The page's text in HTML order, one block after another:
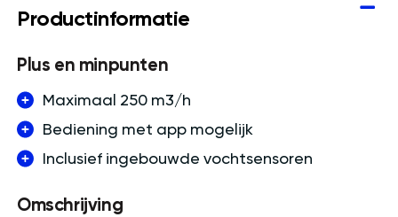
Productinformatie
Plus en minpunten
Maximaal 250 m3/h
Bediening met app mogelijk
Inclusief ingebouwde vochtsensoren
Omschrijving